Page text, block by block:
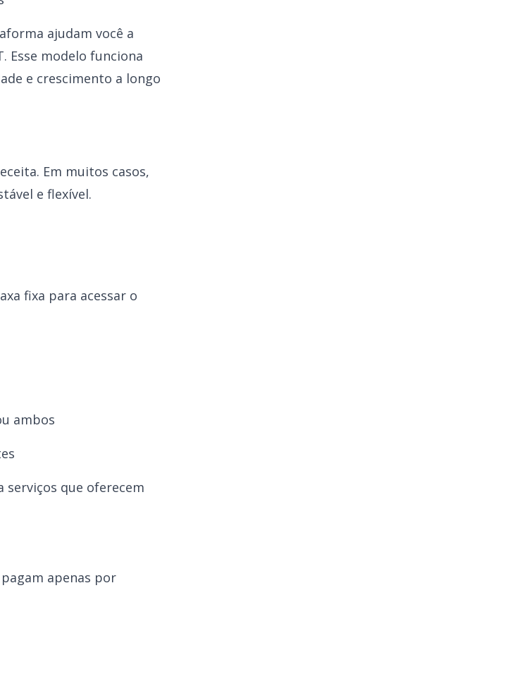
ajudam você a
Esse modelo funciona
e crescimento a longo
Em muitos casos,
e flexível.
fixa para acessar o
ambos
serviços que oferecem
apenas por